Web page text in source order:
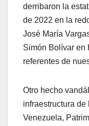
derribaron la
de 2022 en la
José María
Simón Bolívar en
referentes de
Otro hecho
infraestructura
Venezuela,